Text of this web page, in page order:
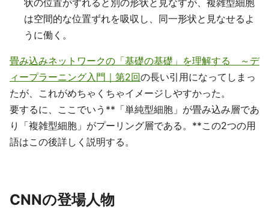
状の位置がずれると別の形状と見なすが、複雑型細胞
は空間的な位置ずれを吸収し、同一形状と見なせるよ
うに働く。
畳み込みネットワークの「基礎の基礎」を理解する ～デ
ィープラーニング入門｜第2回の長い引用になってしまっ
たが、これがめちゃくちゃイメージしやすかった。
要するに、ここでいう**「単純型細胞」が畳み込み層であ
り「複雑型細胞」がプーリング層である。**この2つの用
語はこの後詳しく説明する。
CNNの登場人物